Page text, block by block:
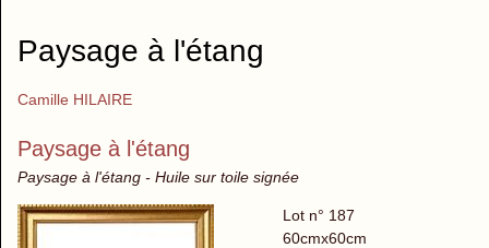
Paysage à l'étang
Camille HILAIRE
Paysage à l'étang
Paysage à l'étang - Huile sur toile signée
Lot n° 187
60cmx60cm